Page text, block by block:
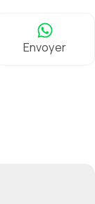
Envoyer